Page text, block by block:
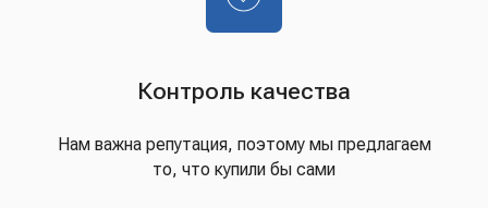
Контроль качества
Нам важна репутация, поэтому мы предлагаем
то, что купили бы сами